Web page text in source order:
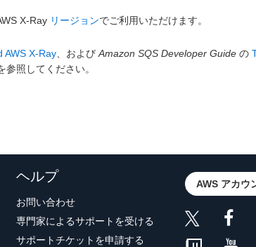
X-Ray リージョンでご利用いただけます。
AWS X-Ray 、および Amazon SQS Developer Guide の
参照してください。
ヘルプ
お問い合わせ
専門家によるサポートを受ける
サポートチケットを申請する
AWS アカウ